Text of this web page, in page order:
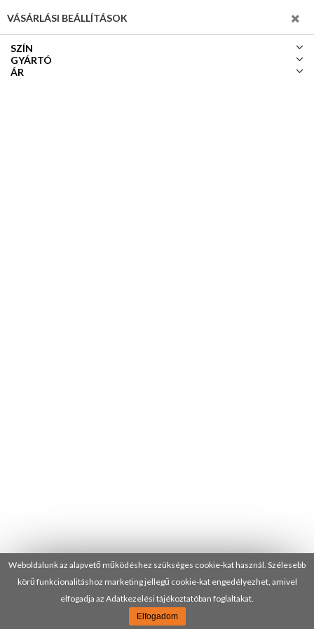
Weboldalunk az alapvető működéshez szükséges cookie-kat használ. Szélesebb
körű funkcionalitáshoz marketing jellegű cookie-kat engedélyezhet, amivel
elfogadja az Adatkezelési tájékoztatóban foglaltakat.
Elfogadom
VÁSÁRLÁSI BEÁLLÍTÁSOK
SZÍN
GYÁRTÓ
ÁR